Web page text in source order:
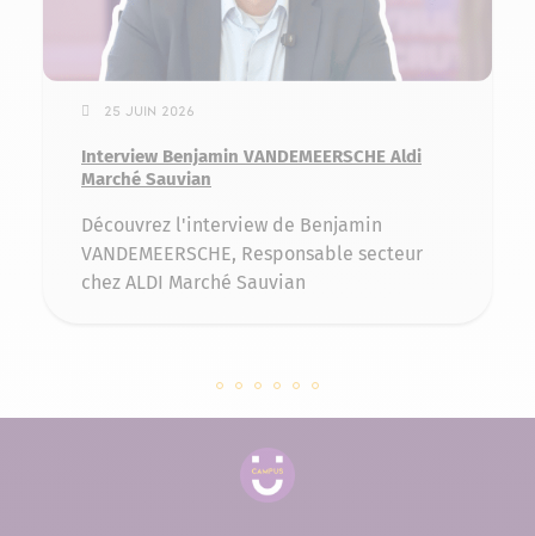
25 juin 2026
Interview Benjamin VANDEMEERSCHE Aldi
Marché Sauvian
Découvrez l'interview de Benjamin
VANDEMEERSCHE, Responsable secteur
chez ALDI Marché Sauvian
Slide 141083 sur 6
Slide 139567 sur 6
Slide 134961 sur 6
Slide 131929 sur 6
Slide 128639 sur 6
Slide 127397 sur 6